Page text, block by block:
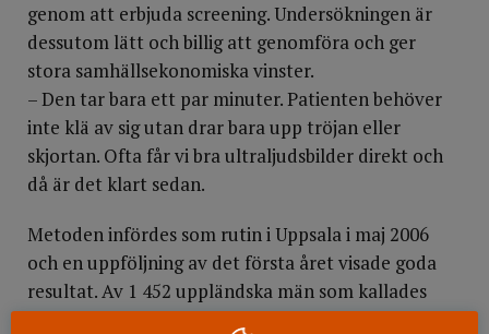
genom att erbjuda screening. Undersökningen är
dessutom lätt och billig att genomföra och ger
stora samhällsekonomiska vinster.
– Den tar bara ett par minuter. Patienten behöver
inte klä av sig utan drar bara upp tröjan eller
skjortan. Ofta får vi bra ultraljudsbilder direkt och
då är det klart sedan.
Metoden infördes som rutin i Uppsala i maj 2006
och en uppföljning av det första året visade goda
resultat. Av 1 452 uppländska män som kallades
kom 1 212, det vill säga hela 84 procent.